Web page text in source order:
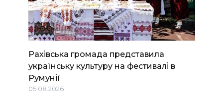
Рахівська громада представила
українську культуру на фестивалі в
Румунії
05.08.2026